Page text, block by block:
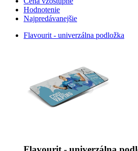
Hodnotenie
Najpredávanejšie
Flavourit - univerzálna podložka